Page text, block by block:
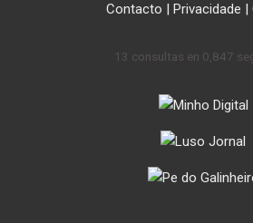
Contacto | Privacidade |
13 consultas en 0,847